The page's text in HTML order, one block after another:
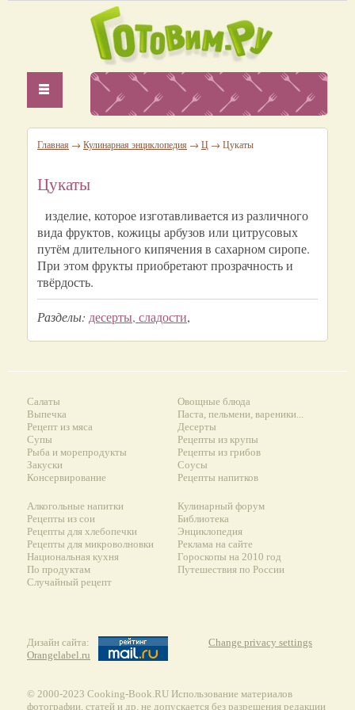
Главная → Кулинарная энциклопедия → Ц → Цукаты
Цукаты
изделие, которое изготавливается из различного
вида фруктов, кожицы арбузов или цитрусовых
путём длительного кипячения в сахарном сиропе.
При этом фрукты приобретают прозрачность и
твёрдость.
Разделы: десерты, сладости,
Салаты
Выпечка
Рецепт из мяса
Супы
Рыба и морепродукты
Закуски
Консервирование
Овощные блюда
Паста, пельмени, вареники...
Десерты
Рецепты из крупы
Рецепты из грибов
Соусы
Рецепты напитков
Алкогольные напитки
Рецепты из сои
Рецепты для хлебопечки
Рецепты для микроволновки
Национальная кухня
По продуктам
Случайный рецепт
Кулинарный форум
Библиотека
Энциклопедия
Реклама на сайте
Гороскопы на 2010 год
Путешествия по России
Дизайн сайта:
Orangelabel.ru
Change privacy settings
© 2000-2023 Сooking-Book.RU Использование материалов
фотографии, статей и др. не допускается без разрешения редакции